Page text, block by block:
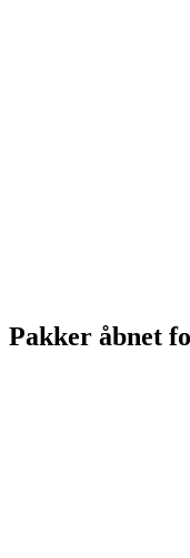
Pakker åbnet